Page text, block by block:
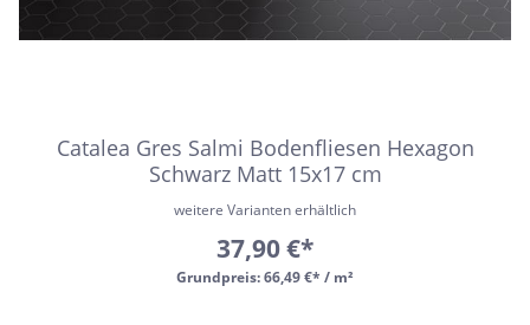
Catalea Gres Salmi Bodenfliesen Hexagon
Schwarz Matt 15x17 cm
Grundpreis:66,49 €* / m²
weitere Varianten erhältlich
37,90 €*